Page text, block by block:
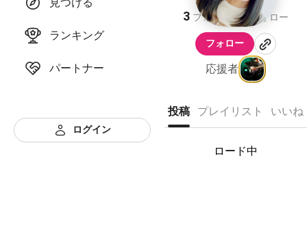
ランキング
パートナー
ログイン
3 フォロワー3 フォロー
フォロー
応援者
投稿 プレイリスト いいね
ロード中